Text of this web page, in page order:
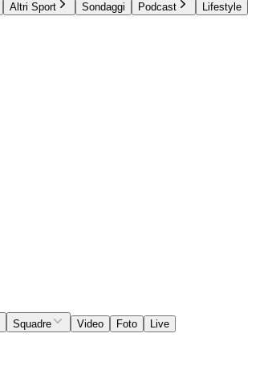
Altri Sport Sondaggi Podcast
Lifestyle
Squadre Video Foto
Live